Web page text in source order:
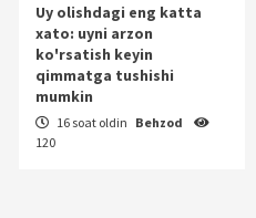
Uy olishdagi eng katta
xato: uyni arzon
ko'rsatish keyin
qimmatga tushishi
mumkin
16 soat oldin Behzod
120